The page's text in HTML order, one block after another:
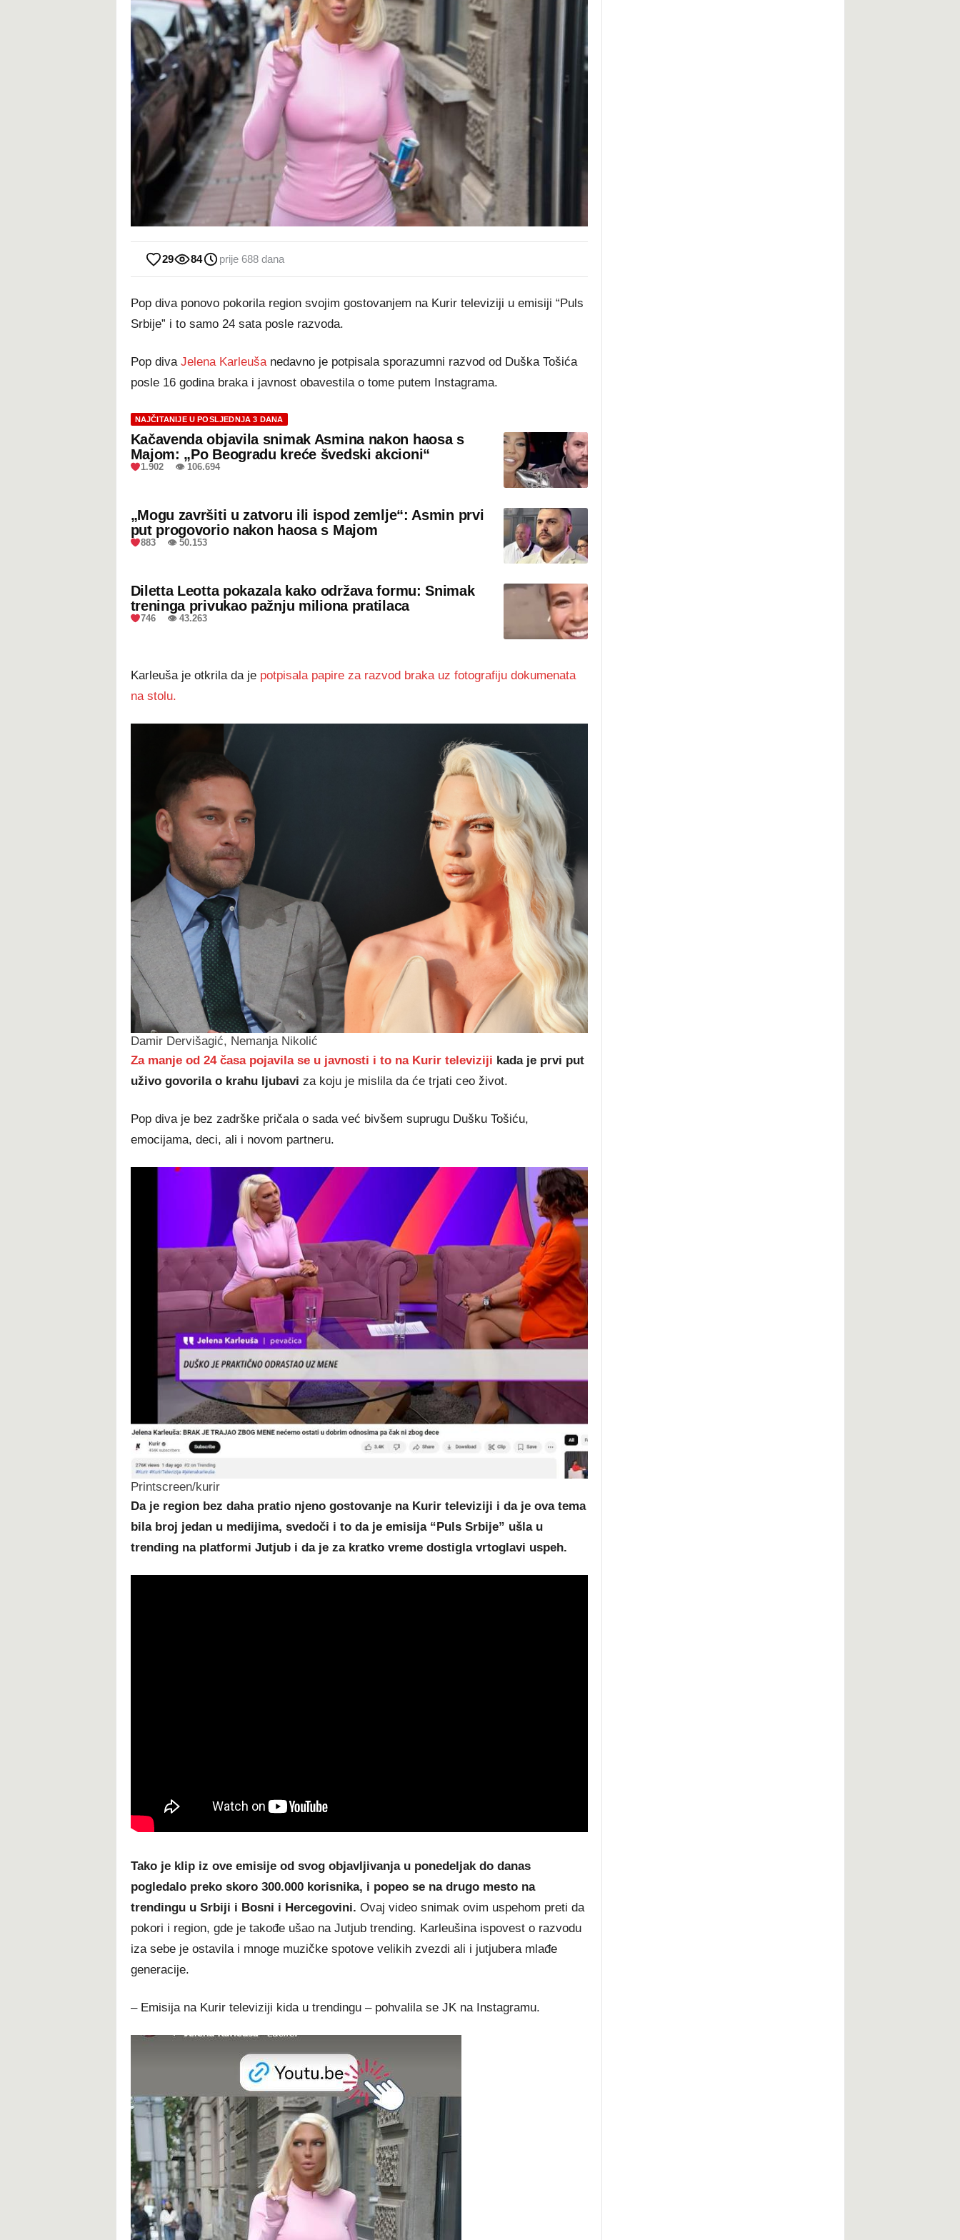
29 84 prije 688 dana
Pop diva ponovo pokorila region svojim gostovanjem na Kurir televiziji u emisiji “Puls
Srbije” i to samo 24 sata posle razvoda.
Pop diva Jelena Karleušanedavno je potpisala sporazumni razvod od Duška Tošića
posle 16 godina braka i javnost obavestila o tome putem Instagrama.
NAJČITANIJE U POSLJEDNJA 3 DANA
Kačavenda objavila snimak Asmina nakon haosa s
Majom: „Po Beogradu kreće švedski akcioni“
1.902 👁 106.694
„Mogu završiti u zatvoru ili ispod zemlje“: Asmin prvi
put progovorio nakon haosa s Majom
883 👁 50.153
Diletta Leotta pokazala kako održava formu: Snimak
treninga privukao pažnju miliona pratilaca
746 👁 43.263
Karleuša je otkrila da jepotpisala papire za razvod braka uz fotografiju dokumenata
na stolu.
Damir Dervišagić, Nemanja Nikolić
Za manje od 24 časa pojavila se u javnosti i to na Kurir televiziji kada je prvi put
uživo govorila o krahu ljubavi za koju je mislila da će trjati ceo život.
Pop diva je bez zadrške pričala o sada već bivšem suprugu Dušku Tošiću,
emocijama, deci, ali i novom partneru.
Printscreen/kurir
Da je region bez daha pratio njeno gostovanje na Kurir televiziji i da je ova tema
bila broj jedan u medijima, svedoči i to da je emisija “Puls Srbije” ušla u
trending na platformi Jutjub i da je za kratko vreme dostigla vrtoglavi uspeh.
Tako je klip iz ove emisije od svog objavljivanja u ponedeljak do danas
pogledalo preko skoro 300.000 korisnika, i popeo se na drugo mesto na
trendingu u Srbiji i Bosni i Hercegovini. Ovaj video snimak ovim uspehom preti da
pokori i region, gde je takođe ušao na Jutjub trending. Karleušina ispovest o razvodu
iza sebe je ostavila i mnoge muzičke spotove velikih zvezdi ali i jutjubera mlađe
generacije.
– Emisija na Kurir televiziji kida u trendingu – pohvalila se JK na Instagramu.